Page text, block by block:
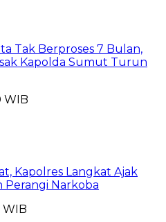
Tak Berproses 7 Bulan,
Kapolda Sumut Turun
WIB
Kapolres Langkat Ajak
Perangi Narkoba
WIB